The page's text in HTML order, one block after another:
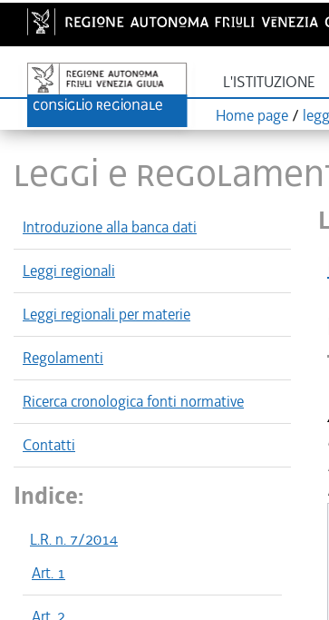
L'ISTITUZIONE
Home page /
LEGGI E
Introduzione alla banca dati
Leggi regionali
Leggi regionali per materie
Regolamenti
Ricerca cronologica fonti normative
Contatti
Indice:
L.R. n. 7/2014
Art. 1